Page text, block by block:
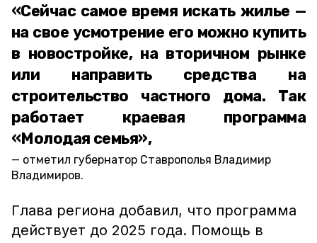
«Сейчас самое время искать жилье —
на свое усмотрение его можно купить
в новостройке, на вторичном рынке
или направить средства на
строительство частного дома. Так
работает краевая программа
«Молодая семья»,
отметил губернатор Ставрополья Владимир
Владимиров.
Глава региона добавил, что программа
действует до 2025 года. Помощь в